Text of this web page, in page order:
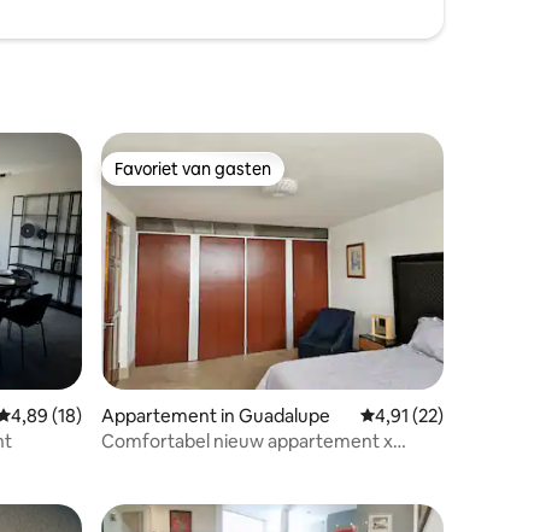
beoordeling van 4,89 uit 5, 18 recensies
4,89 (18)
Favoriet van gasten
Favoriet van gasten
Appartement in Guadalupe Gemiddelde
4,91 (22)
Comfortabel nieuw appartement x